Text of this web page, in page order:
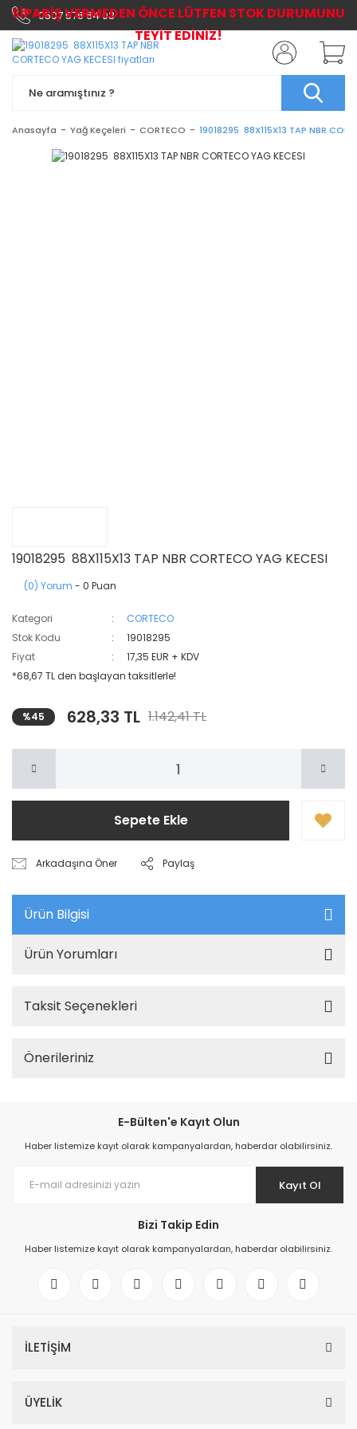
0507 576 64 03
Anasayfa Yağ Keçeleri CORTECO 19018295 88X115X13 TAP NBR
19018295 88X115X13 TAP NBR CORTECO YAG KECESI
(0) Yorum - 0 Puan
Kategori
CORTECO
Stok Kodu
19018295
Fiyat
17,35 EUR + KDV
*68,67 TL den başlayan taksitlerle!
%45 628,33 TL 1.142,41 TL
Sepete Ekle
Arkadaşına Öner Paylaş
Ürün Bilgisi
Ürün Yorumları
Taksit Seçenekleri
Önerileriniz
E-Bülten'e Kayıt Olun
Haber listemize kayıt olarak kampanyalardan, haberdar olabilirsiniz.
Kayıt Ol
Bizi Takip Edin
Haber listemize kayıt olarak kampanyalardan, haberdar olabilirsiniz.
İLETİŞİM
ÜYELİK
SİPARİŞ VERMEDEN ÖNCE LÜTFEN STOK DURUMUNU
TEYİT EDİNİZ!